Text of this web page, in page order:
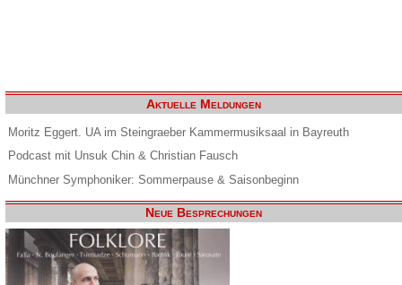
Aktuelle Meldungen
Moritz Eggert. UA im Steingraeber Kammermusiksaal in Bayreuth
Podcast mit Unsuk Chin & Christian Fausch
Münchner Symphoniker: Sommerpause & Saisonbeginn
Neue Besprechungen